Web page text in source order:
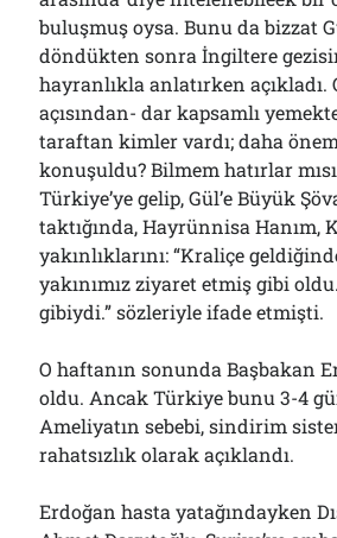
buluşmuş oysa. Bunu da bizzat
döndükten sonra İngiltere
hayranlıkla anlatırken açıkladı.
açısından- dar kapsamlı
taraftan kimler vardı; daha
konuşuldu? Bilmem hatırlar
Türkiye’ye gelip, Gül’e Büyük
taktığında, Hayrünnisa Hanım,
yakınlıklarını: “Kraliçe
yakınımız ziyaret etmiş gibi
gibiydi.” sözleriyle ifade etmişti.
O haftanın sonunda Başbakan
oldu. Ancak Türkiye bunu 3-4
Ameliyatın sebebi, sindirim
rahatsızlık olarak açıklandı.
Erdoğan hasta yatağındayken